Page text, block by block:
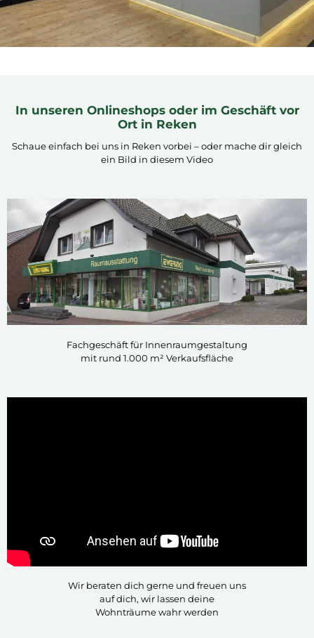
In unseren Onlineshops oder im Geschäft vor
Ort in Reken
Schaue einfach bei uns in Reken vorbei – oder mache dir gleich
ein Bild in diesem Video
Fachgeschäft für Innenraumgestaltung
mit rund 1.000 m² Verkaufsfläche
Wir beraten dich gerne und freuen uns
auf dich, wir lassen deine
Wohnträume wahr werden